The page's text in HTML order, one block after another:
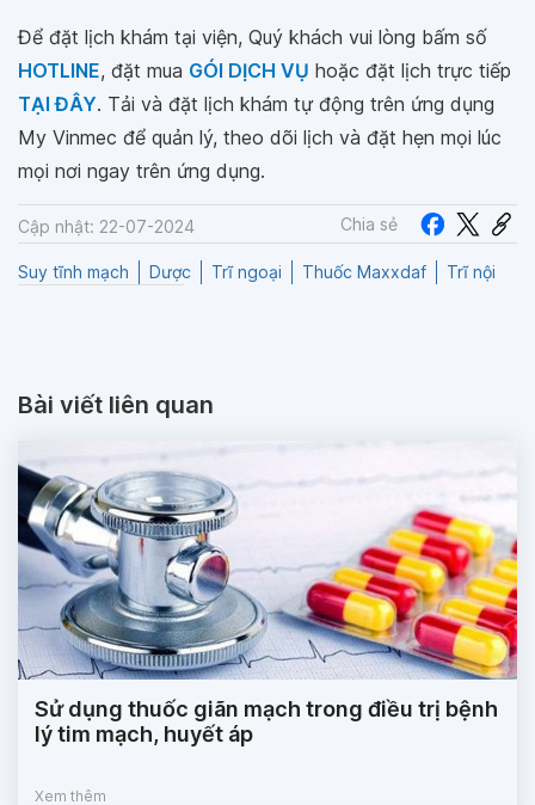
Để đặt lịch khám tại viện, Quý khách vui lòng bấm số
HOTLINE, đặt mua GÓI DỊCH VỤ hoặc đặt lịch trực tiếp
TẠI ĐÂY. Tải và đặt lịch khám tự động trên ứng dụng
My Vinmec để quản lý, theo dõi lịch và đặt hẹn mọi lúc
mọi nơi ngay trên ứng dụng.
Cập nhật: 22-07-2024 Chia sẻ
Suy tĩnh mạch Dược Trĩ ngoại Thuốc Maxxdaf Trĩ nội
Bài viết liên quan
Sử dụng thuốc giãn mạch trong điều trị bệnh
lý tim mạch, huyết áp
Xem thêm